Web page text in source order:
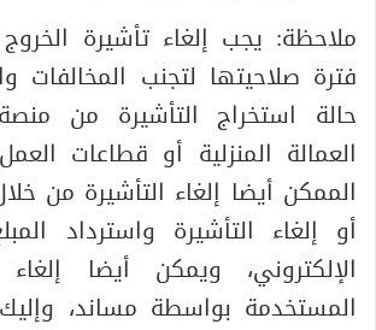
ملاحظة: يجب إلغاء تأشيرة
فترة صلاحيتها لتجنب المخالفات
حالة استخراج التأشيرة من
العمالة المنزلية أو قطاعات
الممكن أيضا إلغاء التأشيرة من
أو إلغاء التأشيرة واسترداد
الإلكتروني، ويمكن أيضا
المستخدمة بواسطة مساند،